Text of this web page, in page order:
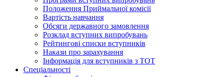
Положення Приймальної комісії
Вартість навчання
Обсяги державного замовлення
Розклад вступних випробувань
Рейтингові списки вступників
Накази про зарахування
Інформація для вступників з ТОТ
Спеціальності